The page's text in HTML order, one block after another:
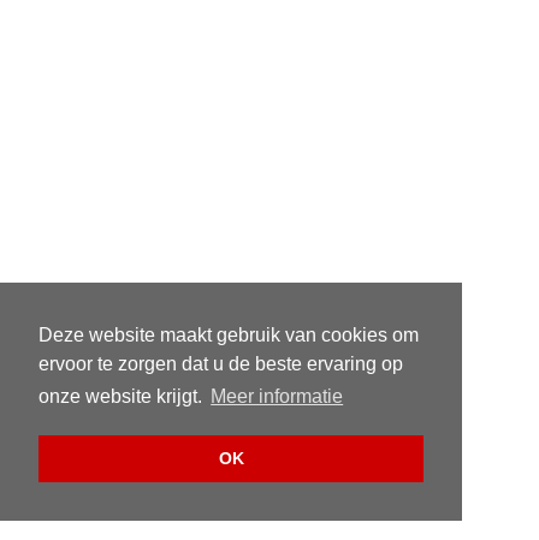
Deze website maakt gebruik van cookies om
ervoor te zorgen dat u de beste ervaring op
onze website krijgt. Meer informatie
OK